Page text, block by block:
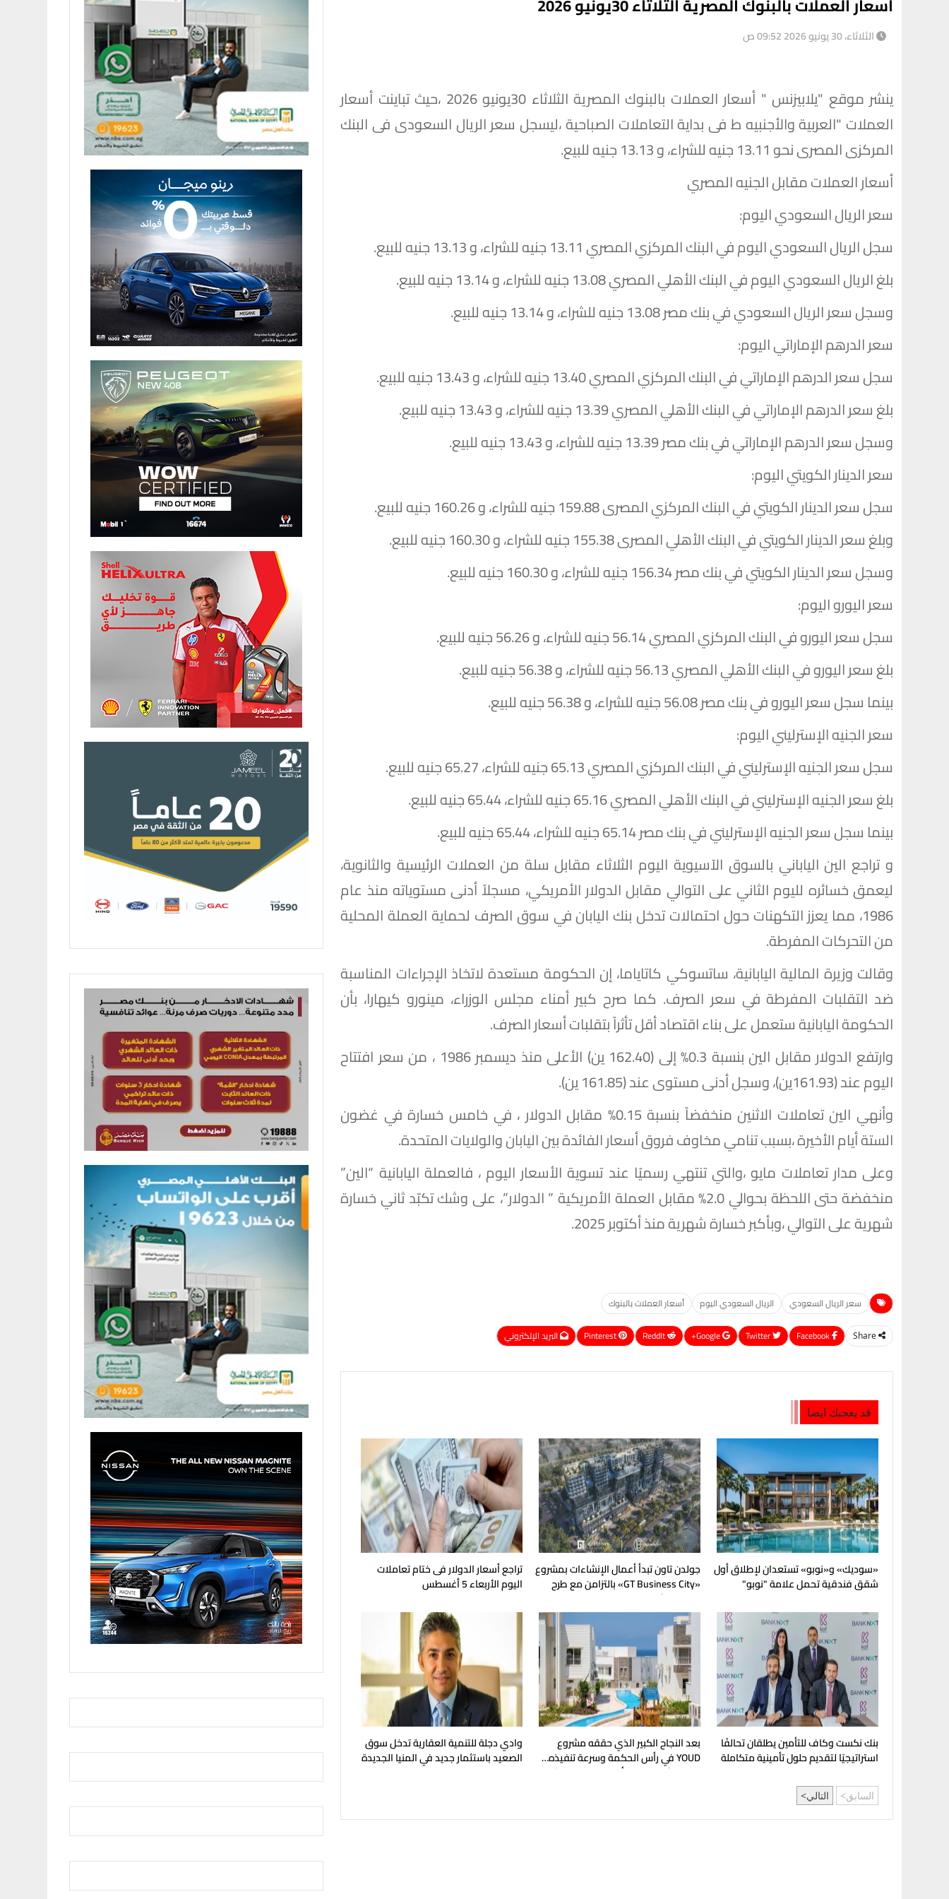
الثلاثاء، 30 يونيو 2026 09:52 ص
ينشر موقع "يلابيزنس " أسعار العملات بالبنوك المصرية الثلاثاء 30يونيو 2026 ،حيث تباينت أسعار
العملات "العربية والأجنبيه ط فى بداية التعاملات الصباحية ،ليسجل سعر الريال السعودى فى البنك
المركزى المصرى نحو 13.11 جنيه للشراء، و 13.13 جنيه للبيع.
أسعار العملات مقابل الجنيه المصري
سعر الريال السعودي اليوم:
سجل الريال السعودي اليوم في البنك المركزي المصري 13.11 جنيه للشراء، و 13.13 جنيه للبيع.
بلغ الريال السعودي اليوم في البنك الأهلي المصري 13.08 جنيه للشراء، و 13.14 جنيه للبيع.
وسجل سعر الريال السعودي في بنك مصر 13.08 جنيه للشراء، و 13.14 جنيه للبيع.
سعر الدرهم الإماراتي اليوم:
سجل سعر الدرهم الإماراتي في البنك المركزي المصري 13.40 جنيه للشراء، و 13.43 جنيه للبيع.
بلغ سعر الدرهم الإماراتي في البنك الأهلي المصري 13.39 جنيه للشراء، و 13.43 جنيه للبيع.
وسجل سعر الدرهم الإماراتي في بنك مصر 13.39 جنيه للشراء، و 13.43 جنيه للبيع.
سعر الدينار الكويتي اليوم:
سجل سعر الدينار الكويتي في البنك المركزي المصرى 159.88 جنيه للشراء، و 160.26 جنيه للبيع.
وبلغ سعر الدينار الكويتي في البنك الأهلي المصرى 155.38 جنيه للشراء، و 160.30 جنيه للبيع.
وسجل سعر الدينار الكويتي في بنك مصر 156.34 جنيه للشراء، و 160.30 جنيه للبيع.
سعر اليورو اليوم:
سجل سعر اليورو في البنك المركزي المصري 56.14 جنيه للشراء، و 56.26 جنيه للبيع.
بلغ سعر اليورو في البنك الأهلي المصري 56.13 جنيه للشراء، و 56.38 جنيه للبيع.
بينما سجل سعر اليورو في بنك مصر 56.08 جنيه للشراء، و 56.38 جنيه للبيع.
سعر الجنيه الإسترليني اليوم:
سجل سعر الجنيه الإسترليني في البنك المركزي المصري 65.13 جنيه للشراء، 65.27 جنيه للبيع.
بلغ سعر الجنيه الإسترليني في البنك الأهلي المصري 65.16 جنيه للشراء، 65.44 جنيه للبيع.
بينما سجل سعر الجنيه الإسترليني في بنك مصر 65.14 جنيه للشراء، 65.44 جنيه للبيع.
و تراجع الين الياباني بالسوق الآسيوية اليوم الثلاثاء مقابل سلة من العملات الرئيسية والثانوية،
ليعمق خسائره لليوم الثاني على التوالي مقابل الدولار الأمريكي، مسجلاً أدنى مستوياته منذ عام
1986، مما يعزز التكهنات حول احتمالات تدخل بنك اليابان في سوق الصرف لحماية العملة المحلية
من التحركات المفرطة.
وقالت وزيرة المالية اليابانية، ساتسوكي كاتاياما، إن الحكومة مستعدة لاتخاذ الإجراءات المناسبة
ضد التقلبات المفرطة في سعر الصرف. كما صرح كبير أمناء مجلس الوزراء، مينورو كيهارا، بأن
الحكومة اليابانية ستعمل على بناء اقتصاد أقل تأثراً بتقلبات أسعار الصرف.
وارتفع الدولار مقابل الين بنسبة 0.3% إلى (162.40 ين) الأعلى منذ ديسمبر 1986 ، من سعر افتتاح
اليوم عند (161.93ين)، وسجل أدنى مستوى عند (161.85 ين).
وأنهي الين تعاملات الاثنين منخفضاً بنسبة 0.15% مقابل الدولار ، في خامس خسارة في غضون
الستة أيام الأخيرة ،بسبب تنامي مخاوف فروق أسعار الفائدة بين اليابان والولايات المتحدة.
وعلى مدار تعاملات مايو ،والتي تنتهي رسميًا عند تسوية الأسعار اليوم ، فالعملة اليابانية “الين”
منخفضة حتى اللحظة بحوالي 2.0% مقابل العملة الأمريكية ” الدولار”، على وشك تكبّد ثاني خسارة
شهرية على التوالي ،وبأكبر خسارة شهرية منذ أكتوبر 2025.
سعر الريال السعودي الريال السعودي اليوم أسعار العملات بالبنوك
Share
Google+
ReddIt
Pinterest البريد الإلكتروني
قد يعجبك ايضا
«سوديك» و«نوبو» تستعدان لإطلاق أول
شقق فندقية تحمل علامة "نوبو"
جولدن تاون تبدأ أعمال الإنشاءات بمشروع
«GT Business City» بالتزامن مع طرح
المرحلة الأولى للبيع
تراجع أسعار الدولار فى ختام تعاملات
اليوم الأربعاء 5 أغسطس
بنك نكست وكاف للتأمين يطلقان تحالفًا
استراتيجيًا لتقديم حلول تأمينية متكاملة
بعد النجاح الكبير الذي حققه مشروع
YOUD في رأس الحكمة وسرعة تنفيذه…
تطلق الأهلي صبور أحدث مراحل المشروع
وادي دجلة للتنمية العقارية تدخل سوق
الصعيد باستثمار جديد في المنيا الجديدة
السابق التالي